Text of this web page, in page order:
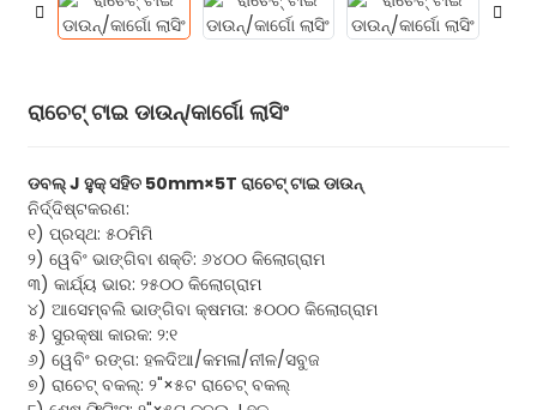
ରାଚେଟ୍ ଟାଇ ଡାଉନ୍/କାର୍ଗୋ ଲାସିଂ
ଡବଲ୍ J ହୁକ୍ ସହିତ 50mm×5T ରାଚେଟ୍ ଟାଇ ଡାଉନ୍
ନିର୍ଦ୍ଦିଷ୍ଟକରଣ:
୧) ପ୍ରସ୍ଥ: ୫୦ମିମି
୨) ୱେବିଂ ଭାଙ୍ଗିବା ଶକ୍ତି: ୬୪୦୦ କିଲୋଗ୍ରାମ
୩) କାର୍ଯ୍ୟ ଭାର: ୨୫୦୦ କିଲୋଗ୍ରାମ
୪) ଆସେମ୍ବଲି ଭାଙ୍ଗିବା କ୍ଷମତା: ୫୦୦୦ କିଲୋଗ୍ରାମ
୫) ସୁରକ୍ଷା କାରକ: ୨:୧
୬) ୱେବିଂ ରଙ୍ଗ: ହଳଦିଆ/କମଳା/ନୀଳ/ସବୁଜ
୭) ରାଚେଟ୍ ବକଲ୍: ୨"×୫ଟ ରାଚେଟ୍ ବକଲ୍